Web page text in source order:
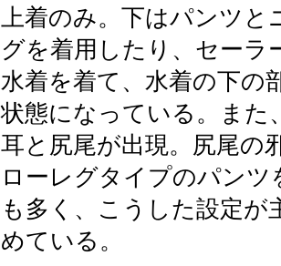
上着のみ。下はパンツと
グを着用したり、セーラ
水着を着て、水着の下の
状態になっている。また
耳と尻尾が出現。尻尾の
ローレグタイプのパン
も多く、こうした設定が
めている。